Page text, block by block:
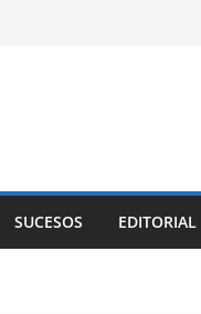
SUCESOS EDITORIAL